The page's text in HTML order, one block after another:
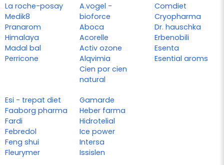
La roche-posay
Medik8
Pranarom
Himalaya
Madal bal
Perricone
A.vogel -
bioforce
Aboca
Acorelle
Activ ozone
Alqvimia
Cien por cien
natural
Comdiet
Cryopharma
Dr. hauschka
Erbenobili
Esenta
Esential aroms
Esi - trepat diet
Faaborg pharma
Fardi
Febredol
Feng shui
Fleurymer
Gamarde
Heber farma
Hidrotelial
Ice power
Intersa
Issislen